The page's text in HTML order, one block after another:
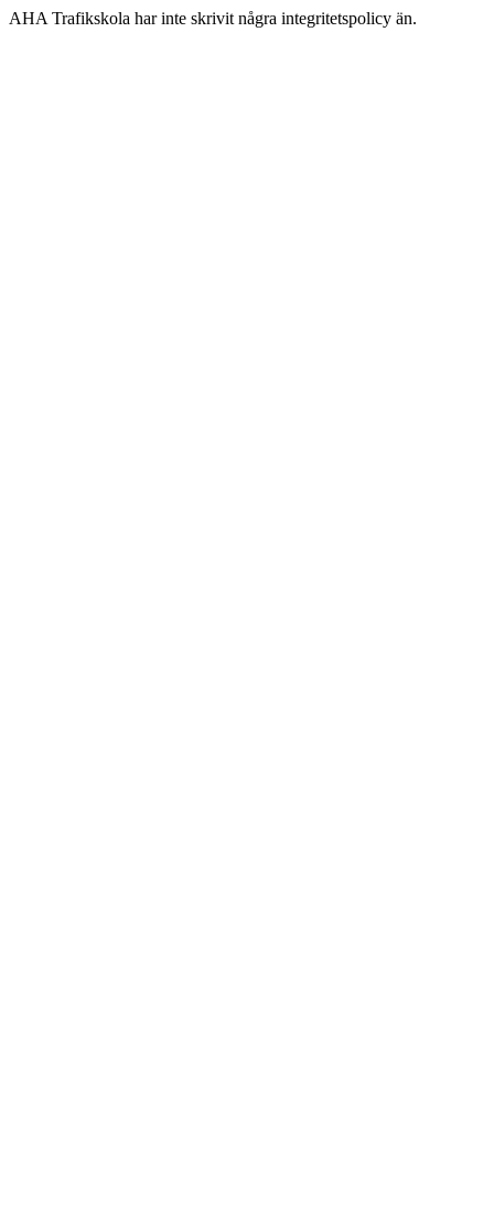
AHA Trafikskola har inte skrivit några integritetspolicy än.